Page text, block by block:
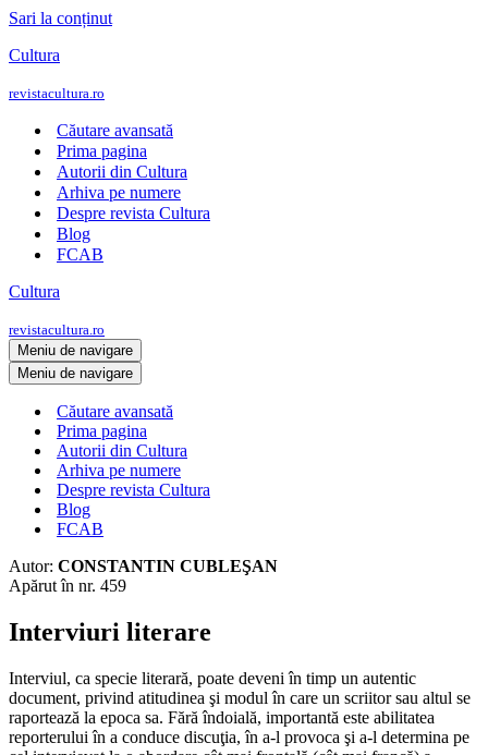
Sari la conținut
Cultura
revistacultura.ro
Căutare avansată
Prima pagina
Autorii din Cultura
Arhiva pe numere
Despre revista Cultura
Blog
FCAB
Cultura
revistacultura.ro
Meniu de navigare
Meniu de navigare
Căutare avansată
Prima pagina
Autorii din Cultura
Arhiva pe numere
Despre revista Cultura
Blog
FCAB
Autor: CONSTANTIN CUBLEŞAN
Apărut în nr. 459
Interviuri literare
Interviul, ca specie literară, poate deveni în timp un autentic
document, privind atitudinea şi modul în care un scriitor sau altul se
raportează la epoca sa. Fără îndoială, importantă este abilitatea
reporterului în a conduce discuţia, în a-l provoca şi a-l determina pe